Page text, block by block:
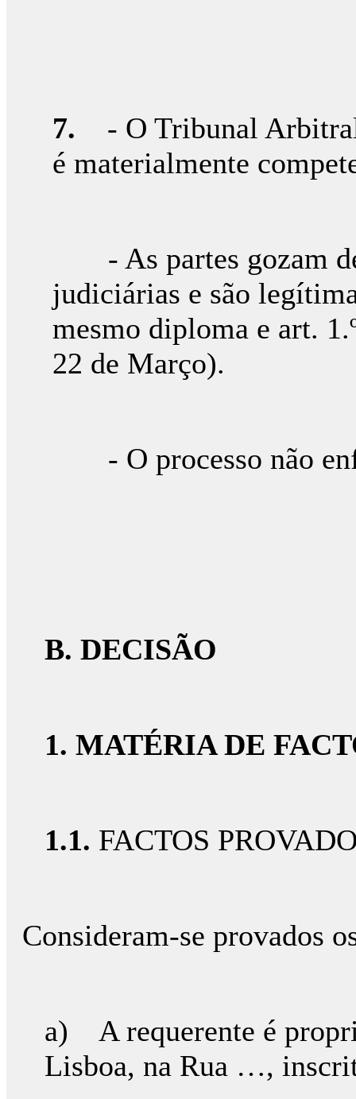
7. - O Tribunal
é materialmente
- As partes gozam de
judiciárias e são
mesmo diploma e art.
22 de Março).
- O processo não
B. DECISÃO
1. MATÉRIA DE
1.1. FACTOS
Consideram-se provados
a) A requerente é
Lisboa, na Rua …,